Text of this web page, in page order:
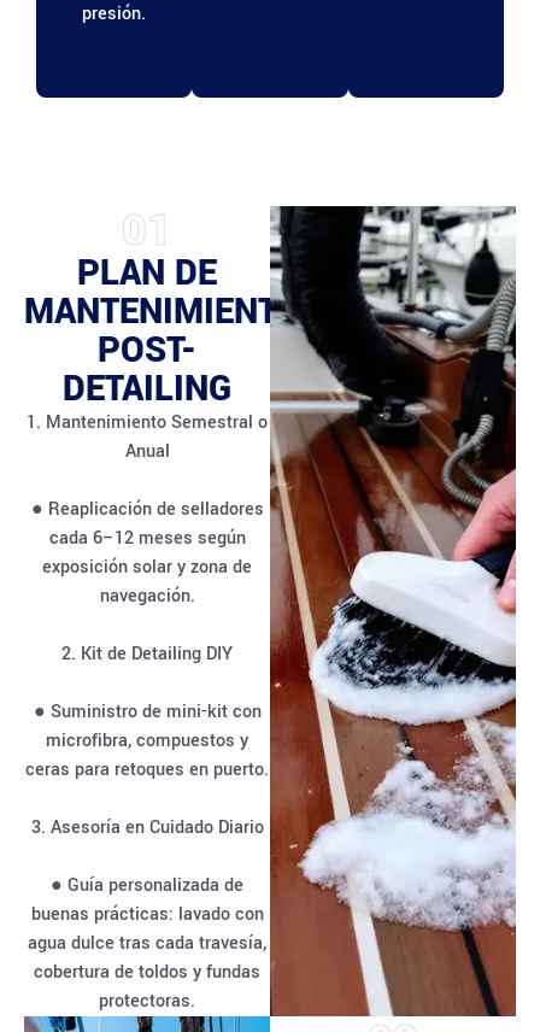
presión.
01
PLAN DE
MANTENIMIENTO
POST-
DETAILING
1. Mantenimiento Semestral o
Anual
● Reaplicación de selladores
cada 6–12 meses según
exposición solar y zona de
navegación.
2. Kit de Detailing DIY
● Suministro de mini-kit con
microfibra, compuestos y
ceras para retoques en puerto.
3. Asesoría en Cuidado Diario
● Guía personalizada de
buenas prácticas: lavado con
agua dulce tras cada travesía,
cobertura de toldos y fundas
protectoras.